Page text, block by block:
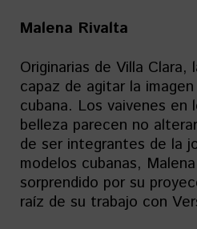
Malena Rivalta
Originarias de Villa Clara,
capaz de agitar la
cubana. Los vaivenes en
belleza parecen no
de ser integrantes de la
modelos cubanas,
sorprendido por su
raíz de su trabajo con